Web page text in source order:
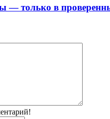
— только в